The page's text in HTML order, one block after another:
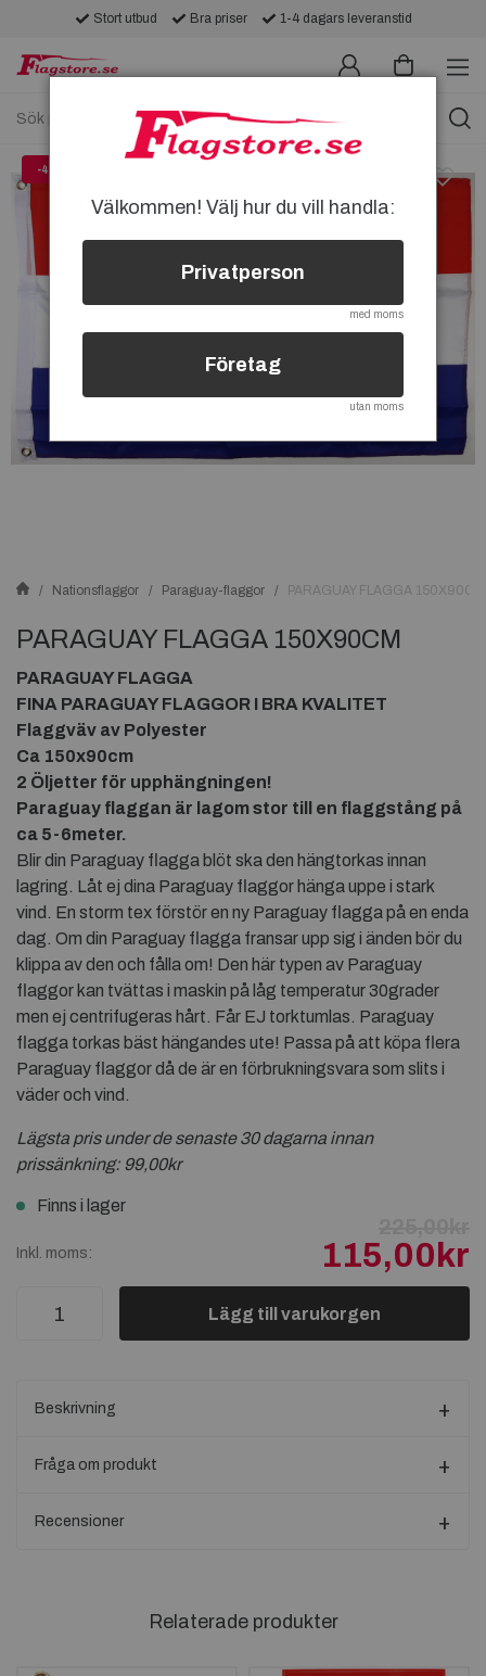
Stort utbud Bra priser 1-4 dagars leveranstid
-49%
Nationsflaggor Paraguay-flaggor PARAGUAY FLAGGA 150X90CM
PARAGUAY FLAGGA 150X90CM
PARAGUAY FLAGGA
FINA PARAGUAY FLAGGOR I BRA KVALITET
Flaggväv av Polyester
Ca 150x90cm
2 Öljetter för upphängningen!
Paraguay flaggan är lagom stor till en flaggstång på
ca 5-6meter.
Blir din Paraguay flagga blöt ska den hängtorkas innan
lagring. Låt ej dina Paraguay flaggor hänga uppe i stark
vind. En storm tex förstör en ny Paraguay flagga på en enda
dag. Om din Paraguay flagga fransar upp sig i änden bör du
klippa av den och fålla om! Den här typen av Paraguay
flaggor kan tvättas i maskin på låg temperatur 30grader
men ej centrifugeras hårt. Får EJ torktumlas. Paraguay
flagga torkas bäst hängandes ute! Passa på att köpa flera
Paraguay flaggor då de är en förbrukningsvara som slits i
väder och vind.
Lägsta pris under de senaste 30 dagarna innan
prissänkning: 99,00kr
Finns i lager
Inkl. moms: 115,00kr
Lägg till varukorgen
Beskrivning
Fråga om produkt
Recensioner
Relaterade produkter
Välkommen! Välj hur du vill handla:
Privatperson
med moms
Företag
utan moms